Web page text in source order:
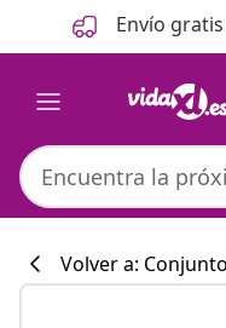
Anterior
Siguiente Envío
Volver a: